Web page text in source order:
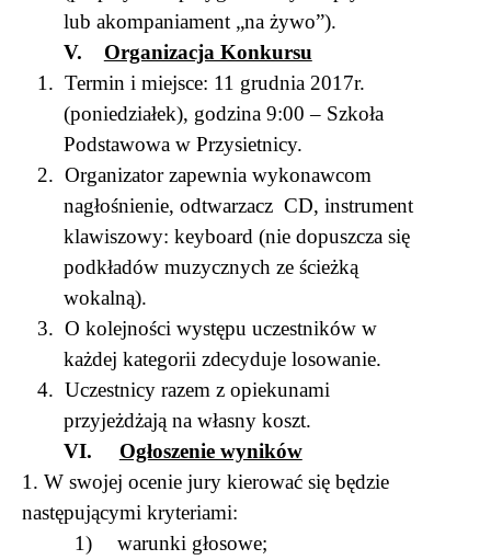
lub akompaniament „na żywo”).
V.
Organizacja Konkursu
1. Termin i miejsce: 11 grudnia 2017r.
(poniedziałek), godzina 9:00 – Szkoła
Podstawowa w Przysietnicy.
2. Organizator zapewnia wykonawcom
nagłośnienie, odtwarzacz CD, instrument
klawiszowy: keyboard (nie dopuszcza się
podkładów muzycznych ze ścieżką
wokalną).
3. O kolejności występu uczestników w
każdej kategorii zdecyduje losowanie.
4. Uczestnicy razem z opiekunami
przyjeżdżają na własny koszt.
VI.
Ogłoszenie wyników
1. W swojej ocenie jury kierować się będzie
następującymi kryteriami:
1)
warunki głosowe;